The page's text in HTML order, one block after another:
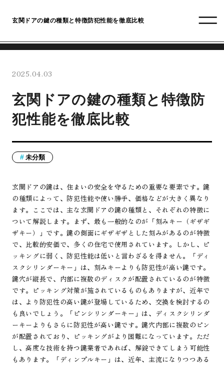
玄関ドアの鍵の種類と特徴防犯性能を徹底比較
2025.04.03
玄関ドアの鍵の種類と特徴防
犯性能を徹底比較
未分類
玄関ドアの鍵は、住まいの安全を守るための重要な要素です。鍵
の種類によって、防犯性能や使い勝手、価格などが大きく異なり
ます。ここでは、主な玄関ドアの鍵の種類と、それぞれの特徴に
ついて解説します。まず、最も一般的なのが「刻みキー（ギザギ
ザキー）」です。鍵の側面にギザギザとした刻みがあるのが特徴
で、比較的安価で、多くの住宅で使用されています。しかし、ピ
ッキングに弱く、防犯性能は低いと言わざるを得ません。「ディ
スクシリンダーキー」は、刻みキーよりも防犯性が高い鍵です。
鍵穴が縦長で、内部に複数のディスクが配置されているのが特徴
です。ピッキング対策が施されているものもありますが、近年で
は、より防犯性の高い鍵が登場しているため、交換を検討するの
も良いでしょう。「ピンシリンダーキー」は、ディスクシリンダ
ーキーよりもさらに防犯性が高い鍵です。鍵穴内部に複数のピン
が配置されており、ピッキングがより困難になっています。ただ
し、高度な技術を持つ鍵業者であれば、解錠できてしまう可能性
もあります。「ディンプルキー」は、近年、主流になりつつある